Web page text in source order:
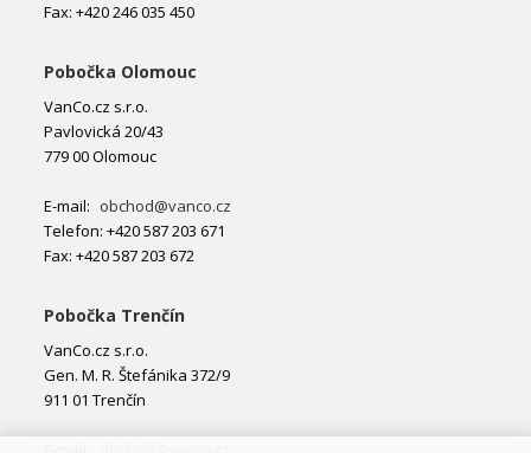
Fax: +420 246 035 450
Pobočka Olomouc
VanCo.cz s.r.o.
Pavlovická 20/43
779 00 Olomouc
E-mail: obchod@vanco.cz
Telefon: +420 587 203 671
Fax: +420 587 203 672
Pobočka Trenčín
VanCo.cz s.r.o.
Gen. M. R. Štefánika 372/9
911 01 Trenčín